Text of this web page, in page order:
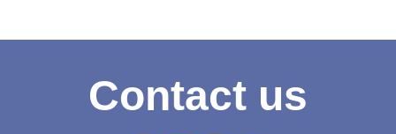
Contact us